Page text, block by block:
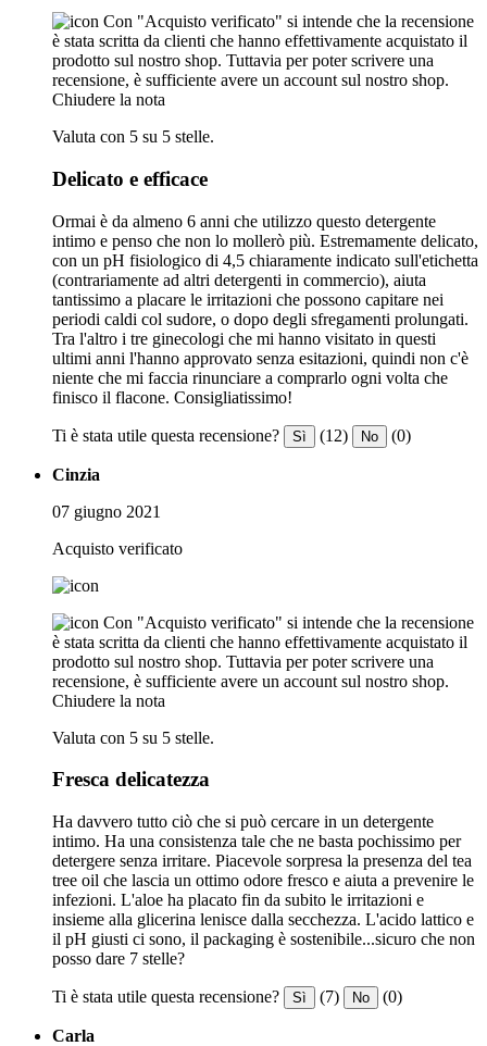
Con "Acquisto verificato" si intende che la recensione
è stata scritta da clienti che hanno effettivamente acquistato il
prodotto sul nostro shop. Tuttavia per poter scrivere una
recensione, è sufficiente avere un account sul nostro shop.
Chiudere la nota
Valuta con 5 su 5 stelle.
Delicato e efficace
Ormai è da almeno 6 anni che utilizzo questo detergente
intimo e penso che non lo mollerò più. Estremamente delicato,
con un pH fisiologico di 4,5 chiaramente indicato sull'etichetta
(contrariamente ad altri detergenti in commercio), aiuta
tantissimo a placare le irritazioni che possono capitare nei
periodi caldi col sudore, o dopo degli sfregamenti prolungati.
Tra l'altro i tre ginecologi che mi hanno visitato in questi
ultimi anni l'hanno approvato senza esitazioni, quindi non c'è
niente che mi faccia rinunciare a comprarlo ogni volta che
finisco il flacone. Consigliatissimo!
Ti è stata utile questa recensione? Sì (12) No (0)
Cinzia
07 giugno 2021
Acquisto verificato
Con "Acquisto verificato" si intende che la recensione
è stata scritta da clienti che hanno effettivamente acquistato il
prodotto sul nostro shop. Tuttavia per poter scrivere una
recensione, è sufficiente avere un account sul nostro shop.
Chiudere la nota
Valuta con 5 su 5 stelle.
Fresca delicatezza
Ha davvero tutto ciò che si può cercare in un detergente
intimo. Ha una consistenza tale che ne basta pochissimo per
detergere senza irritare. Piacevole sorpresa la presenza del tea
tree oil che lascia un ottimo odore fresco e aiuta a prevenire le
infezioni. L'aloe ha placato fin da subito le irritazioni e
insieme alla glicerina lenisce dalla secchezza. L'acido lattico e
il pH giusti ci sono, il packaging è sostenibile...sicuro che non
posso dare 7 stelle?
Ti è stata utile questa recensione? Sì (7) No (0)
Carla